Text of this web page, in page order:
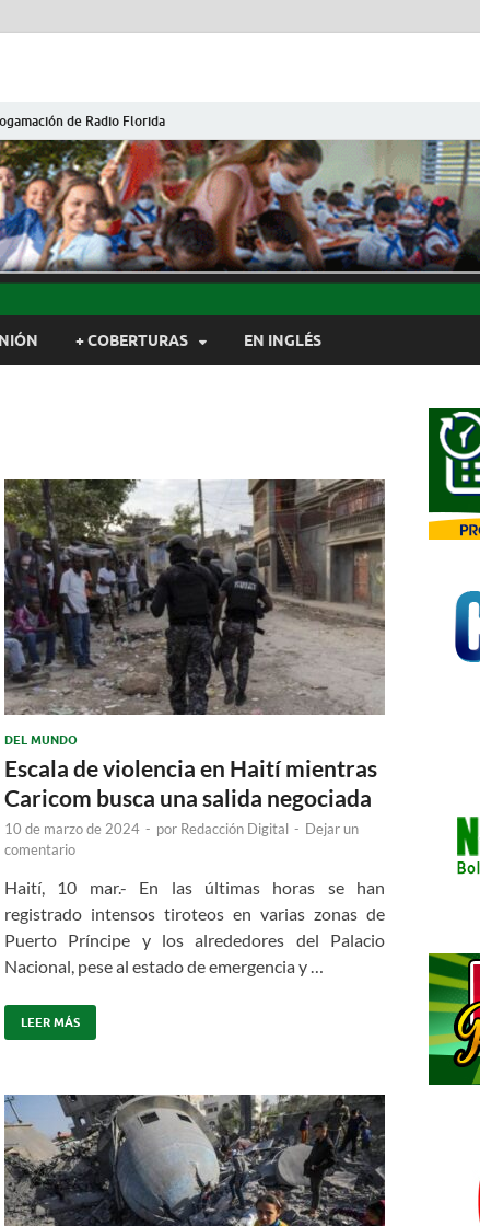
de Radio Florida
Cuba
Cuba
+ COBERTURAS EN INGLÉS
DEL MUNDO
Escala de violencia en Haití mientras
Caricom busca una salida negociada
10 de marzo de 2024 - por Redacción Digital - Dejar un
comentario
Haití, 10 mar.- En las últimas horas se han
registrado intensos tiroteos en varias zonas de
Puerto Príncipe y los alrededores del Palacio
Nacional, pese al estado de emergencia y …
LEER MÁS